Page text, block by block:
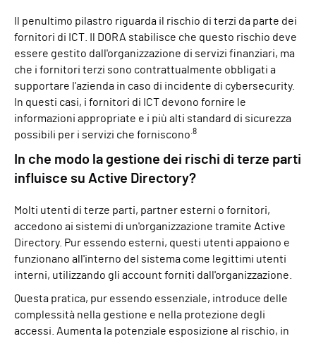
Il penultimo pilastro riguarda il rischio di terzi da parte dei
fornitori di ICT. Il DORA stabilisce che questo rischio deve
essere gestito dall'organizzazione di servizi finanziari, ma
che i fornitori terzi sono contrattualmente obbligati a
supportare l'azienda in caso di incidente di cybersecurity.
In questi casi, i fornitori di ICT devono fornire le
informazioni appropriate e i più alti standard di sicurezza
possibili per i servizi che forniscono .8
In che modo la gestione dei rischi di terze parti
influisce su Active Directory?
Molti utenti di terze parti, partner esterni o fornitori,
accedono ai sistemi di un'organizzazione tramite Active
Directory. Pur essendo esterni, questi utenti appaiono e
funzionano all'interno del sistema come legittimi utenti
interni, utilizzando gli account forniti dall'organizzazione.
Questa pratica, pur essendo essenziale, introduce delle
complessità nella gestione e nella protezione degli
accessi. Aumenta la potenziale esposizione al rischio, in